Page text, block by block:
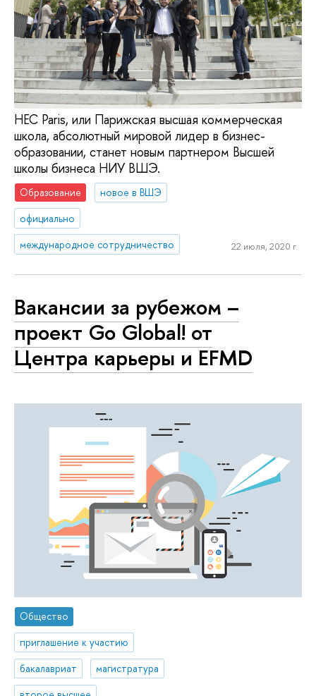
HEC Paris, или Парижская высшая коммерческая
школа, абсолютный мировой лидер в бизнес-
образовании, станет новым партнером Высшей
школы бизнеса НИУ ВШЭ.
Образование
новое в ВШЭ
официально
международное сотрудничество
22 июля, 2020 г.
Вакансии за рубежом –
проект Go Global! от
Центра карьеры и EFMD
Общество
приглашение к участию
бакалавриат
магистратура